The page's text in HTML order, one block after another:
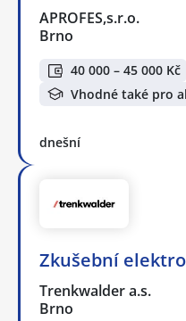
APROFES,s.r.o.
Brno
40 000 – 45 000 Kč
Vhodné také pro
dnešní
Zkušební
Trenkwalder a.s.
Brno